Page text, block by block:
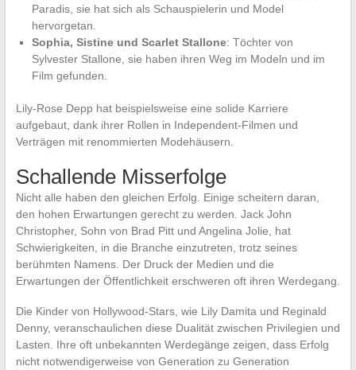
Paradis, sie hat sich als Schauspielerin und Model
hervorgetan.
Sophia, Sistine und Scarlet Stallone: Töchter von
Sylvester Stallone, sie haben ihren Weg im Modeln und im
Film gefunden.
Lily-Rose Depp hat beispielsweise eine solide Karriere
aufgebaut, dank ihrer Rollen in Independent-Filmen und
Verträgen mit renommierten Modehäusern.
Schallende Misserfolge
Nicht alle haben den gleichen Erfolg. Einige scheitern daran,
den hohen Erwartungen gerecht zu werden. Jack John
Christopher, Sohn von Brad Pitt und Angelina Jolie, hat
Schwierigkeiten, in die Branche einzutreten, trotz seines
berühmten Namens. Der Druck der Medien und die
Erwartungen der Öffentlichkeit erschweren oft ihren Werdegang.
Die Kinder von Hollywood-Stars, wie Lily Damita und Reginald
Denny, veranschaulichen diese Dualität zwischen Privilegien und
Lasten. Ihre oft unbekannten Werdegänge zeigen, dass Erfolg
nicht notwendigerweise von Generation zu Generation